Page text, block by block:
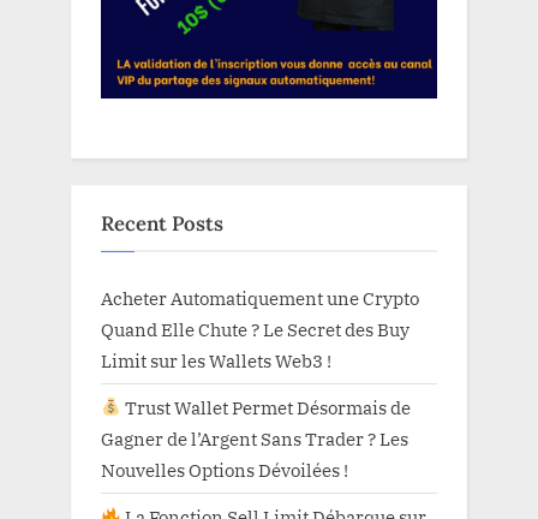
Recent Posts
Acheter Automatiquement une Crypto
Quand Elle Chute ? Le Secret des Buy
Limit sur les Wallets Web3 !
Trust Wallet Permet Désormais de
Gagner de l’Argent Sans Trader ? Les
Nouvelles Options Dévoilées !